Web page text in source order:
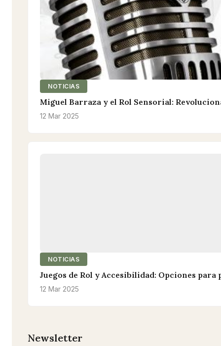
NOTICIAS
Miguel Barraza y el Rol Sensorial:
12 Mar 2025
NOTICIAS
Juegos de Rol y Accesibilidad: Opciones
12 Mar 2025
Newsletter